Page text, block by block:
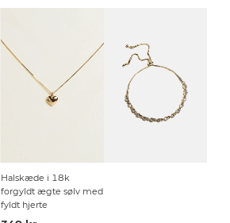
Halskæde i 18k
forgyldt ægte sølv med
fyldt hjerte